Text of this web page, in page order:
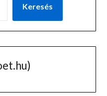
Keresés